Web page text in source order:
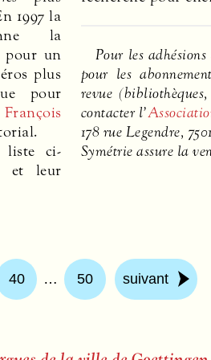
1997 la
la
pour un
plus
pour
François
liste ci-
et leur
Pour les
pour les
revue
contacter l’
178 rue Legendre,
Symétrie assure la
40 … 50 suivant